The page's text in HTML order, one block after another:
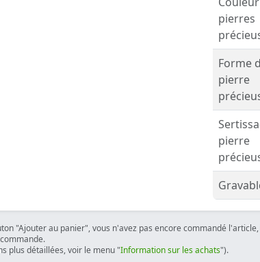
pierres
Forme
pierre
pierre
"Ajouter au panier", vous n'avez pas encore commandé
plus détaillées, voir le menu "Information sur les achats").